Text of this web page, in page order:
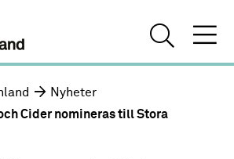
Nyheter
Cider nomineras till Stora